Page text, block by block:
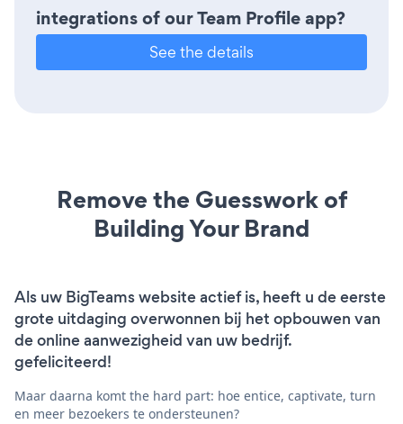
integrations of our Team Profile app?
See the details
Remove the Guesswork of
Building Your Brand
Als uw BigTeams website actief is, heeft u de eerste
grote uitdaging overwonnen bij het opbouwen van
de online aanwezigheid van uw bedrijf.
gefeliciteerd!
Maar daarna komt the hard part: hoe entice, captivate, turn
en meer bezoekers te ondersteunen?